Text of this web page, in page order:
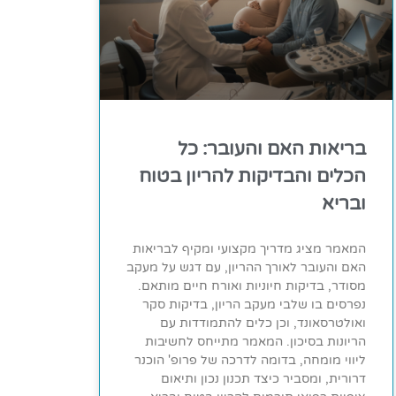
בריאות האם והעובר: כל
הכלים והבדיקות להריון בטוח
ובריא
המאמר מציג מדריך מקצועי ומקיף לבריאות
האם והעובר לאורך ההריון, עם דגש על מעקב
מסודר, בדיקות חיוניות ואורח חיים מותאם.
נפרסים בו שלבי מעקב הריון, בדיקות סקר
ואולטרסאונד, וכן כלים להתמודדות עם
הריונות בסיכון. המאמר מתייחס לחשיבות
ליווי מומחה, בדומה לדרכה של פרופ' הוכנר
דרורית, ומסביר כיצד תכנון נכון ותיאום